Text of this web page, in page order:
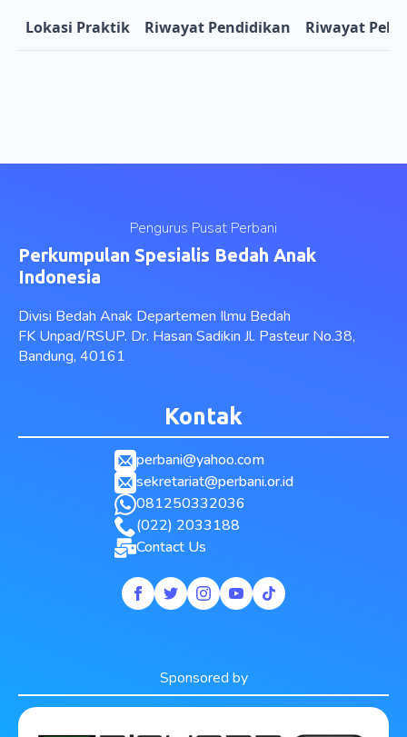
Lokasi Praktik Riwayat Pendidikan Riwayat
Pengurus Pusat Perbani
Perkumpulan Spesialis Bedah Anak
Indonesia
Divisi Bedah Anak Departemen Ilmu Bedah
FK Unpad/RSUP. Dr. Hasan Sadikin Jl. Pasteur No.38,
Bandung, 40161
Kontak
perbani@yahoo.com
sekretariat@perbani.or.id
081250332036
(022) 2033188
Contact Us
Sponsored by